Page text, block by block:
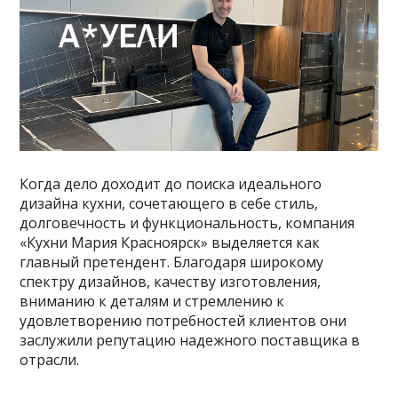
Когда дело доходит до поиска идеального
дизайна кухни, сочетающего в себе стиль,
долговечность и функциональность, компания
«Кухни Мария Красноярск» выделяется как
главный претендент. Благодаря широкому
спектру дизайнов, качеству изготовления,
вниманию к деталям и стремлению к
удовлетворению потребностей клиентов они
заслужили репутацию надежного поставщика в
отрасли.